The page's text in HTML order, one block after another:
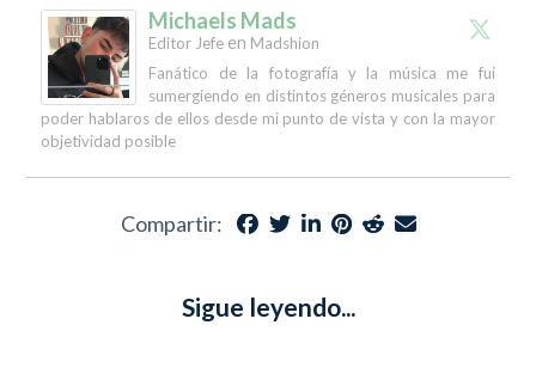
Michaels Mads
Editor Jefe en Madshion
Fanático de la fotografía y la música me fui
sumergiendo en distintos géneros musicales para
poder hablaros de ellos desde mi punto de vista y con la mayor
objetividad posible
Compartir:
Sigue leyendo...